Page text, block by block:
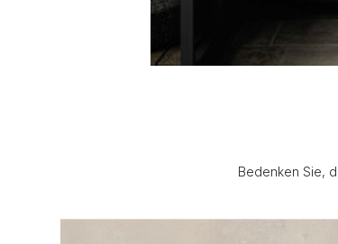
Bedenken Sie,